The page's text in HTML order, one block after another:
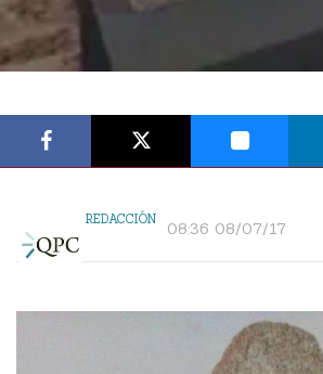
REDACCIÓN 08:36 08/07/17